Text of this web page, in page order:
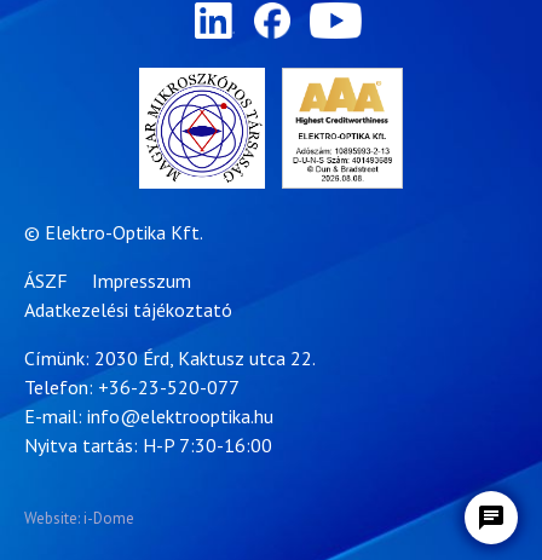
© Elektro-Optika Kft.
ÁSZF
Impresszum
Adatkezelési tájékoztató
Címünk: 2030 Érd, Kaktusz utca 22.
Telefon: +36-23-520-077
E-mail: info@elektrooptika.hu
Nyitva tartás: H-P 7:30-16:00
Website: i-Dome